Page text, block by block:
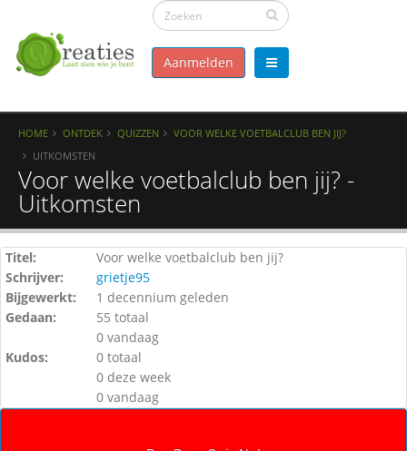
Aanmelden
HOME ONTDEK QUIZZEN
VOOR WELKE VOETBALCLUB BEN JIJ?
UITKOMSTEN
Voor welke voetbalclub ben jij? -
Uitkomsten
Titel:
Voor welke voetbalclub ben jij?
Schrijver:
grietje95
Bijgewerkt:
1 decennium geleden
Gedaan:
55 totaal
0 vandaag
Kudos:
0 totaal
0 deze week
0 vandaag